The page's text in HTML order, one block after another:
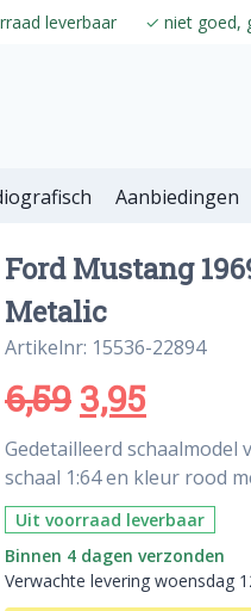
leverbaar ✓ niet goed,
Aanbiedingen
Ford Mustang
Metalic
Artikelnr: 15536-22894
6,59 3,95
Gedetailleerd schaalmodel
schaal 1:64 en kleur rood
Uit voorraad leverbaar
Binnen 4 dagen verzonden
Verwachte levering woensdag